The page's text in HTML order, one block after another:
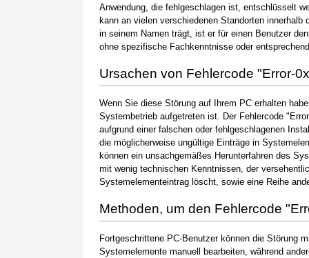
Anwendung, die fehlgeschlagen ist, entschlüsselt
kann an vielen verschiedenen Standorten
in seinem Namen trägt, ist er für einen Benutzer
ohne spezifische Fachkenntnisse oder
Ursachen von Fehlercode "Error-
Wenn Sie diese Störung auf Ihrem PC erhalten
Systembetrieb aufgetreten ist. Der Fehlercode
aufgrund einer falschen oder fehlgeschlagenen
die möglicherweise ungültige Einträge in
können ein unsachgemäßes Herunterfahren des
mit wenig technischen Kenntnissen, der
Systemelementeintrag löscht, sowie eine Reihe
Methoden, um den Fehlercode
Fortgeschrittene PC-Benutzer können die Störung
Systemelemente manuell bearbeiten, während